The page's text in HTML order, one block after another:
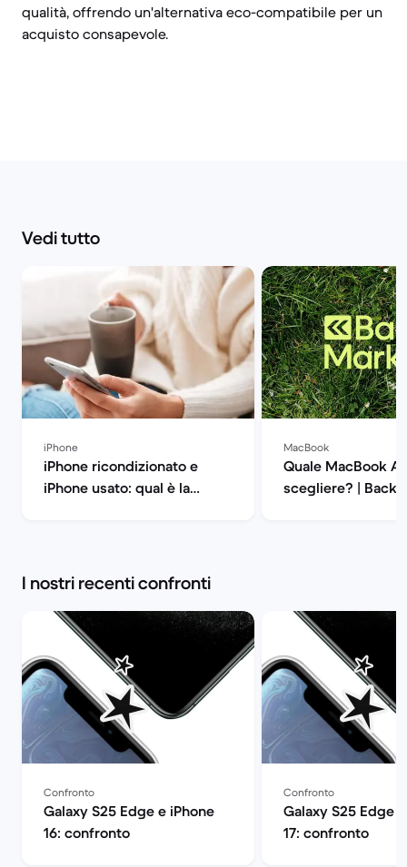
qualità, offrendo un'alternativa eco-compatibile per un
acquisto consapevole.
Vedi tutto
iPhone
iPhone ricondizionato e
iPhone usato: qual è la
MacBook
Quale MacBook
scegliere? | Back
I nostri recenti confronti
Confronto
Galaxy S25 Edge e iPhone
16: confronto
Confronto
Galaxy S25 Edge
17: confronto